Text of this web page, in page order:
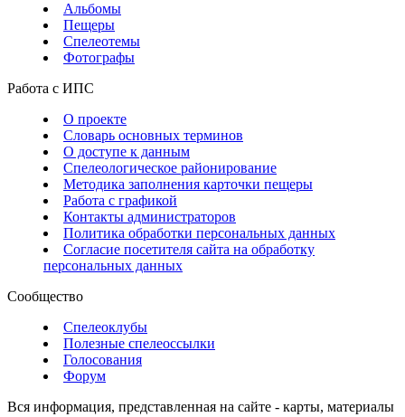
Альбомы
Пещеры
Спелеотемы
Фотографы
Работа с ИПС
О проекте
Словарь основных терминов
О доступе к данным
Спелеологическое районирование
Методика заполнения карточки пещеры
Работа с графикой
Контакты администраторов
Политика обработки персональных данных
Согласие посетителя сайта на обработку
персональных данных
Сообщество
Спелеоклубы
Полезные спелеоссылки
Голосования
Форум
Вся информация, представленная на сайте - карты, материалы